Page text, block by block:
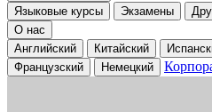
Языковые курсы Экзамены
О нас
Английский
Китайский
Французский
Немецкий